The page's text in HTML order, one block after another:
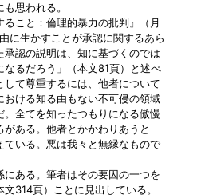
思われる。
こと：倫理的暴力の批判』（月
に生かすことが承認に関するあら
認の説明は、知に基づくのでは
るだろう」（本文81頁）と述べ
て尊重するには、他者について
ける知る由もない不可侵の領域
全てを知ったつもりになる傲慢
ある。他者とかかわりあうと
いる。悪は我々と無縁なもので
ある。筆者はその要因の一つを
314頁）ことに見出している。